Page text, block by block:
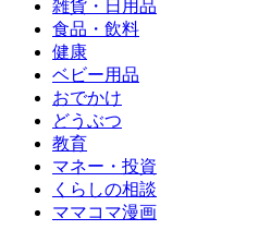
雑貨・日用品
食品・飲料
健康
ベビー用品
おでかけ
どうぶつ
教育
マネー・投資
くらしの相談
ママコマ漫画